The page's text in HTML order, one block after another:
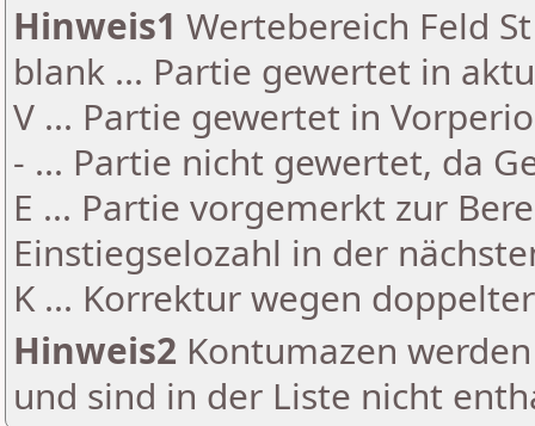
Hinweis1 Wertebereich Feld
blank ... Partie gewertet in
V ... Partie gewertet in
- ... Partie nicht gewertet, da
E ... Partie vorgemerkt zur
Einstiegselozahl in der
K ... Korrektur wegen
Hinweis2 Kontumazen
und sind in der Liste nicht